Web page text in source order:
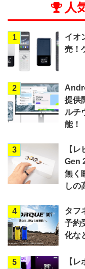
人
1
イオ
売！
2
提供
ルチ
能！
3
【
Gen
無く
しの
4
タフ
予約
化な
5
【